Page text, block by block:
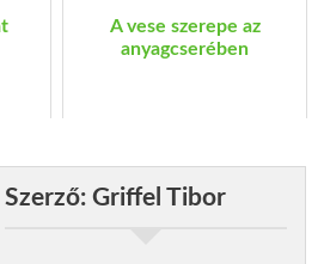
A vese szerepe az
anyagcserében
Szerző: Griffel Tibor